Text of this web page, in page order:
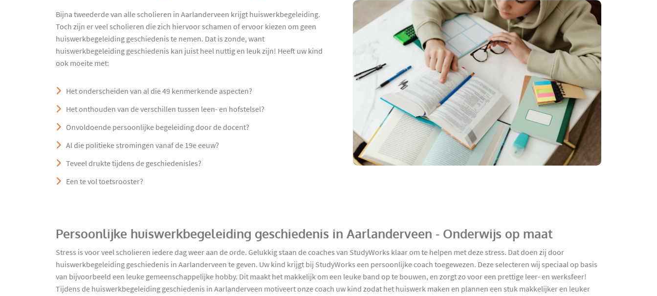
Bijna tweederde van alle scholieren in Aarlanderveen krijgt huiswerkbegeleiding.
Toch zijn er veel scholieren die zich hiervoor schamen of ervoor kiezen om geen
huiswerkbegeleiding geschiedenis te nemen. Dat is zonde, want
huiswerkbegeleiding geschiedenis kan juist heel nuttig en leuk zijn! Heeft uw kind
ook moeite met:
Het onderscheiden van al die 49 kenmerkende aspecten?
Het onthouden van de verschillen tussen leen- en hofstelsel?
Onvoldoende persoonlijke begeleiding door de docent?
Al die politieke stromingen vanaf de 19e eeuw?
Teveel drukte tijdens de geschiedenisles?
Een te vol toetsrooster?
Persoonlijke huiswerkbegeleiding geschiedenis in Aarlanderveen - Onderwijs op maat
Stress is voor veel scholieren iedere dag weer aan de orde. Gelukkig staan de coaches van StudyWorks klaar om te helpen met deze stress. Dat doen zij door
huiswerkbegeleiding geschiedenis in Aarlanderveen te geven. Uw kind krijgt bij StudyWorks een persoonlijke coach toegewezen. Deze selecteren wij speciaal op basis
van bijvoorbeeld een leuke gemeenschappelijke hobby. Dit maakt het makkelijk om een leuke band op te bouwen, en zorgt zo voor een prettige leer- en werksfeer!
Tijdens de huiswerkbegeleiding geschiedenis in Aarlanderveen motiveert onze coach uw kind zodat het huiswerk maken en plannen een stuk makkelijker en leuker